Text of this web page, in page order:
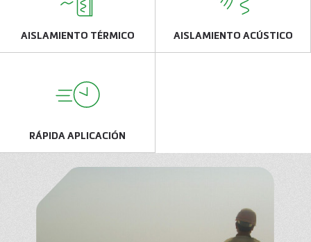
AISLAMIENTO TÉRMICO AISLAMIENTO ACÚSTICO
RÁPIDA APLICACIÓN